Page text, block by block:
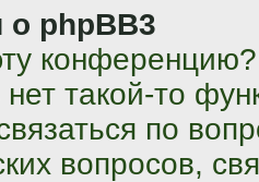
phpBB3
конференцию?
такой-то
по
вопросов,